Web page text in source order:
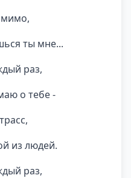
ты мне...
раз,
о тебе -
из людей.
раз,